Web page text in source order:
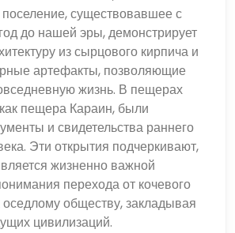
поселение, существовавшее с
до нашей эры, демонстрирует
из сырцового кирпича и
артефакты, позволяющие
жизнь. В пещерах
пещера Караин, были
и свидетельства раннего
Эти открытия подчеркивают,
жизненно важной
перехода от кочевого
обществу, закладывая
цивилизаций.